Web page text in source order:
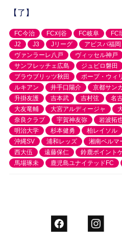
【了】
FC今治 FC刈谷 FC岐阜 FC
J2
J3 Jリーグ アビスパ福岡
ヴァンラーレ八戸
ヴィッセル神戸
サンフレッチェ広島
ジュビロ磐田
ブラウブリッツ秋田
ポープ・ウィ
ルキアン
井手口陽介 京都サン
升掛友護
吉本武 吉村弦 名
大友竜輔
大宮アルディージャ
奈良クラブ
宇賀神友弥 岩波拓
明治大学
杉本健勇 柏レイソル
沖縄SV
浦和レッズ 湘南ベルマ
西大伍
遠藤保仁 鈴鹿ポイント
馬場琢未
鹿児島ユナイテッドFC